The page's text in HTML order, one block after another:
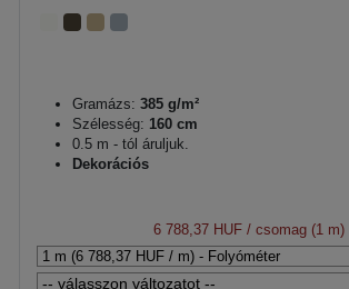
Gramázs: 385 g/m²
Szélesség: 160 cm
0.5 m - tól áruljuk.
Dekorációs
6 788,37 HUF / csomag (1 m)